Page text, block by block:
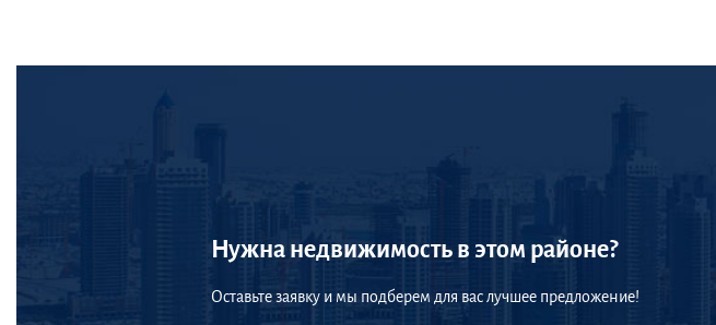
Нужна недвижимость в этом районе?
Оставьте заявку и мы подберем для вас лучшее предложение!